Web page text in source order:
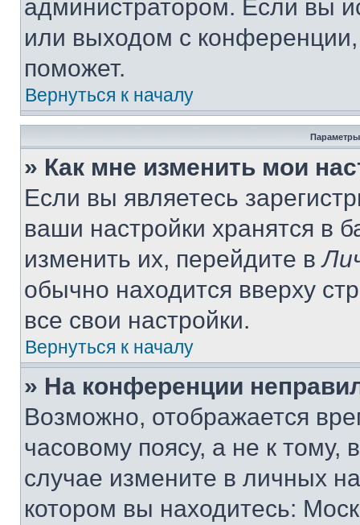
администратором. Если вы
или выходом с
поможет.
Вернуться к началу
Параметры
» Как мне изменить мои
Если вы являетесь
ваши настройки хранятся в
изменить их, перейдите в
обычно находится вверху
все свои настройки.
Вернуться к началу
» На конференции
Возможно, отображается
часовому поясу, а не к тому,
случае измените в личных
котором вы находитесь: